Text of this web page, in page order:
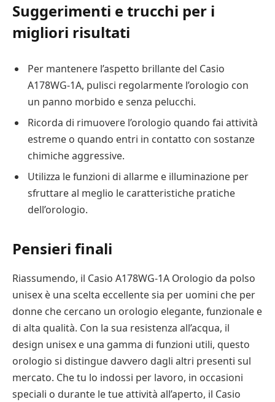
Suggerimenti e trucchi per i
migliori risultati
Per mantenere l’aspetto brillante del Casio
A178WG-1A, pulisci regolarmente l’orologio con
un panno morbido e senza pelucchi.
Ricorda di rimuovere l’orologio quando fai attività
estreme o quando entri in contatto con sostanze
chimiche aggressive.
Utilizza le funzioni di allarme e illuminazione per
sfruttare al meglio le caratteristiche pratiche
dell’orologio.
Pensieri finali
Riassumendo, il Casio A178WG-1A Orologio da polso
unisex è una scelta eccellente sia per uomini che per
donne che cercano un orologio elegante, funzionale e
di alta qualità. Con la sua resistenza all’acqua, il
design unisex e una gamma di funzioni utili, questo
orologio si distingue davvero dagli altri presenti sul
mercato. Che tu lo indossi per lavoro, in occasioni
speciali o durante le tue attività all’aperto, il Casio